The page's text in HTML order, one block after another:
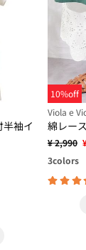
袖イ
10%off
Viola e
綿レー
¥ 2,990
3colors